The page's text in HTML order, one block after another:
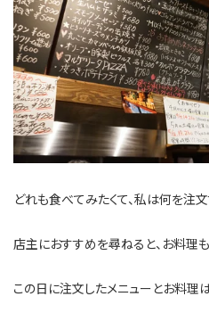
どれも食べてみたくて、私は何を注
店主におすすめを尋ねると、お料理
この日に注文したメニューとお料理は